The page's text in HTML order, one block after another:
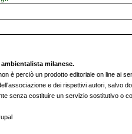
milanese.
è perciò un prodotto editoriale on line ai
e dei rispettivi autori, salvo
senza costituire un servizio sostitutivo o